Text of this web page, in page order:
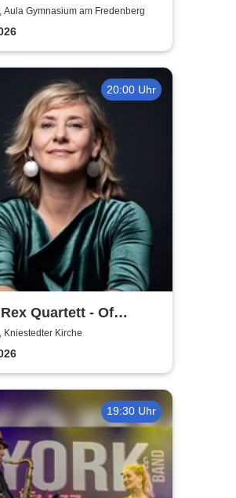
am
Aula Gymnasium am Fredenberg
20:00 Uhr
Quartett - Of
Queens & Heroines
Kniestedter Kirche
19:30 Uhr